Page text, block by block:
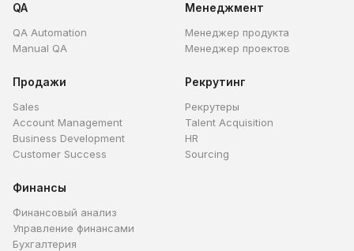
QA
QA Automation
Manual QA
Менеджмент
Менеджер продукта
Менеджер проектов
Продажи
Sales
Account Management
Business Development
Customer Success
Рекрутинг
Рекрутеры
Talent Acquisition
HR
Sourcing
Финансы
Финансовый анализ
Управление финансами
Бухгалтерия